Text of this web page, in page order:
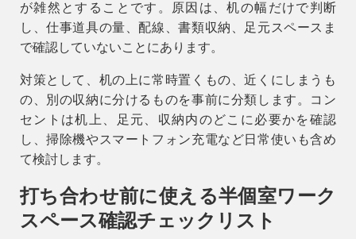
が雑然とすることです。原因は、机の幅だけで判断
し、仕事道具の量、配線、書類収納、足元スペースま
で確認していないことにあります。
対策として、机の上に常時置くもの、近くにしまうも
の、別の収納に分けるものを事前に分類します。コン
セントは机上、足元、収納内のどこに必要かを確認
し、掃除機やスマートフォン充電など日常使いも含め
て検討します。
打ち合わせ前に使える半個室ワーク
スペース確認チェックリスト